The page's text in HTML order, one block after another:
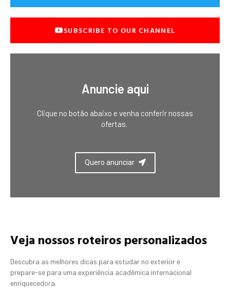
SUBSCRIBE TO OUR CHANNEL
Anuncie aqui
Clique no botão abaixo e venha conferir nossas
ofertas.
Quero anunciar
Veja nossos roteiros personalizados
Descubra as melhores dicas para estudar no exterior e
prepare-se para uma experiência acadêmica internacional
enriquecedora.